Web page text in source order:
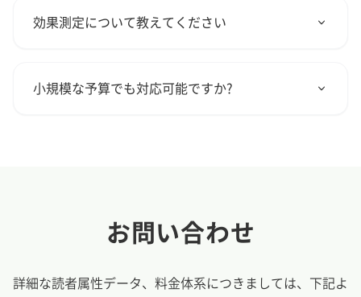
金は異なります。詳細な料金や、貴社のニーズに
効果測定について教えてください
クセス者の独自属性による分析レポートもご提供
小規模な予算でも対応可能ですか?
お問い合わせ
詳細な読者属性データ、料金体系につきましては、下記よ